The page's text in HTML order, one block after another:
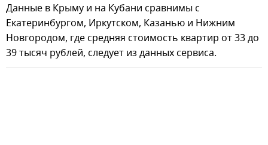
Данные в Крыму и на Кубани сравнимы с
Екатеринбургом, Иркутском, Казанью и Нижним
Новгородом, где средняя стоимость квартир от 33 до
39 тысяч рублей, следует из данных сервиса.